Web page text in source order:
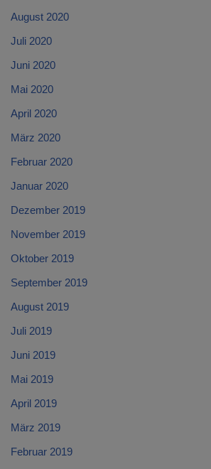
August 2020
Juli 2020
Juni 2020
Mai 2020
April 2020
März 2020
Februar 2020
Januar 2020
Dezember 2019
November 2019
Oktober 2019
September 2019
August 2019
Juli 2019
Juni 2019
Mai 2019
April 2019
März 2019
Februar 2019